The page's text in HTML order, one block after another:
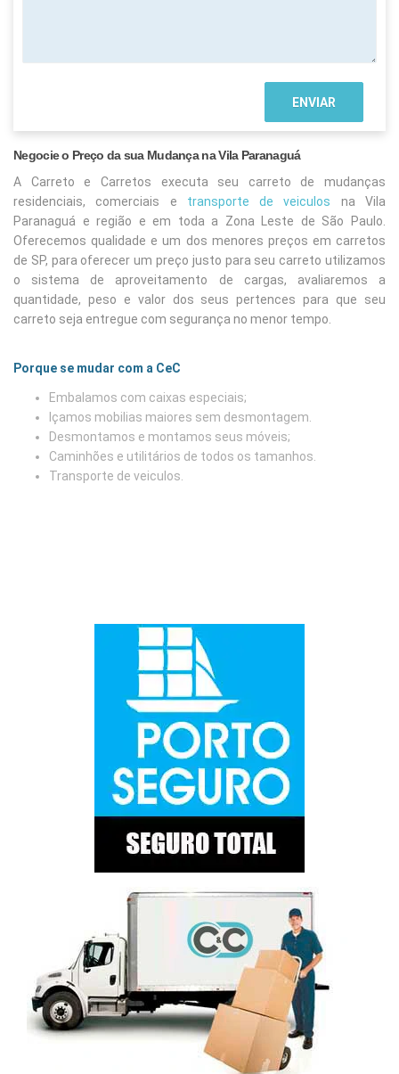
Negocie o Preço da sua Mudança na Vila Paranaguá
A Carreto e Carretos executa seu carreto de mudanças
residenciais, comerciais e transporte de veiculos na Vila
Paranaguá e região e em toda a Zona Leste de São Paulo.
Oferecemos qualidade e um dos menores preços em carretos
de SP, para oferecer um preço justo para seu carreto utilizamos
o sistema de aproveitamento de cargas, avaliaremos a
quantidade, peso e valor dos seus pertences para que seu
carreto seja entregue com segurança no menor tempo.
Porque se mudar com a CeC
Embalamos com caixas especiais;
Içamos mobilias maiores sem desmontagem.
Desmontamos e montamos seus móveis;
Caminhões e utilitários de todos os tamanhos.
Transporte de veiculos.